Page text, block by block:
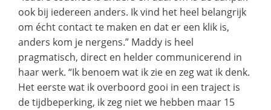
ook bij iedereen anders. Ik vind het heel belangrijk
om écht contact te maken en dat er een klik is,
anders kom je nergens.” Maddy is heel
pragmatisch, direct en helder communicerend in
haar werk. “Ik benoem wat ik zie en zeg wat ik denk.
Het eerste wat ik overboord gooi in een traject is
de tijdbeperking, ik zeg niet we hebben maar 15